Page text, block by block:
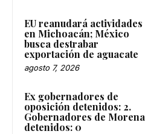
EU reanudará actividades
en Michoacán; México
busca destrabar
exportación de aguacate
agosto 7, 2026
Ex gobernadores de
oposición detenidos: 2.
Gobernadores de Morena
detenidos: 0